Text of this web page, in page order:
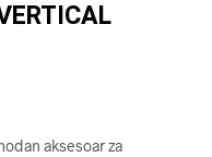
aksesoar za